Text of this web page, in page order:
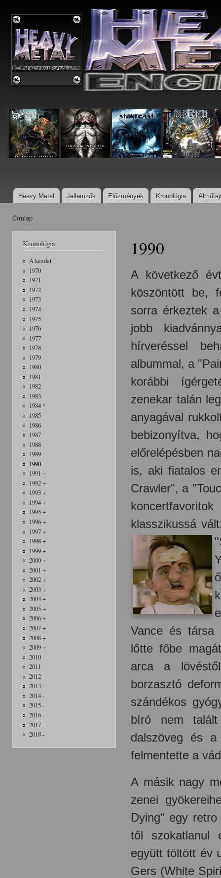
Metal
Enciklopédia
Főmenü
Heavy Metal Jellemzők Előzmények Kronológia
Címlap
Kronológia
A kezdet
1970
1971
1972
1973
1974
1975
1976
1977
1978
1979
1980
1981
1982
1983
1984 *
1985
1986
1987
1988
1989
1990
1991 +
1992 +
1993 +
1994 +
1995 +
1996 +
1997 +
1998 +
1999 +
2000 +
2001 +
2002 +
2003 +
2004 +
2005 +
2006 +
2007 +
2008 +
2009 +
2010
2011
2012
2013 -
2014 -
2015 -
2016 -
2017 -
2018 -
1990
A következő
köszöntött be,
sorra érkeztek
jobb
hírveréssel
albummal, a
korábbi
zenekar talán
anyagával
bebizonyítva,
előrelépésben
is, aki fiatalos
Crawler", a
klasszikussá
Vance és társa
lőtte főbe
arca a
borzasztó
szándékos
bíró nem
dalszöveg és
felmentette a
A másik nagy
zenei
Dying" egy
től szokatlanul
együtt töltött év
Gers (White